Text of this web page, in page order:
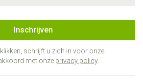
Inschrijven
schrijft u zich in voor onze
met onze privacy policy.